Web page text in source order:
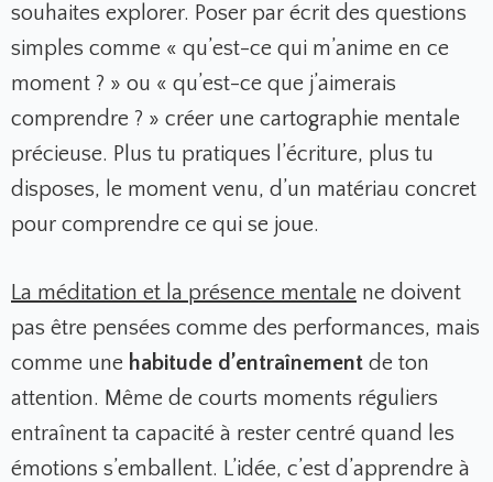
souhaites explorer. Poser par écrit des questions
simples comme « qu’est-ce qui m’anime en ce
moment ? » ou « qu’est-ce que j’aimerais
comprendre ? » créer une cartographie mentale
précieuse. Plus tu pratiques l’écriture, plus tu
disposes, le moment venu, d’un matériau concret
pour comprendre ce qui se joue.
La méditation et la présence mentale ne doivent
pas être pensées comme des performances, mais
comme une habitude d’entraînement de ton
attention. Même de courts moments réguliers
entraînent ta capacité à rester centré quand les
émotions s’emballent. L’idée, c’est d’apprendre à